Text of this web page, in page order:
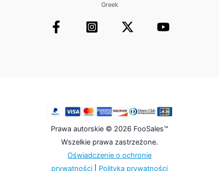
Greek
Prawa autorskie © 2026 FooSales™
Wszelkie prawa zastrzeżone.
Oświadczenie o ochronie
prywatności
Polityka prywatności